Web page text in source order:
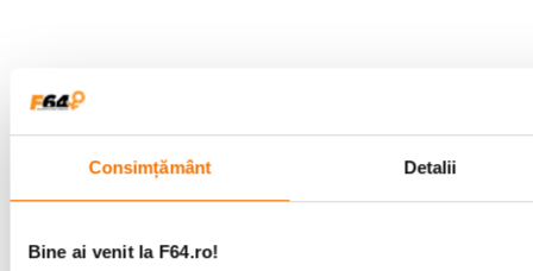
Consimțământ Detalii
Bine ai venit la F64.ro!
specializata